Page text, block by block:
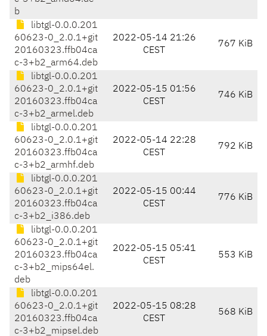
b
libtgl-0.0.0.201
60623-0_2.0.1+git
20160323.ffb04ca
c-3+b2_arm64.deb
2022-05-14 21:26
CEST
767 KiB
libtgl-0.0.0.201
60623-0_2.0.1+git
20160323.ffb04ca
c-3+b2_armel.deb
2022-05-15 01:56
CEST
746 KiB
libtgl-0.0.0.201
60623-0_2.0.1+git
20160323.ffb04ca
c-3+b2_armhf.deb
2022-05-14 22:28
CEST
792 KiB
libtgl-0.0.0.201
60623-0_2.0.1+git
20160323.ffb04ca
c-3+b2_i386.deb
2022-05-15 00:44
CEST
776 KiB
libtgl-0.0.0.201
60623-0_2.0.1+git
20160323.ffb04ca
c-3+b2_mips64el.
deb
2022-05-15 05:41
CEST
553 KiB
libtgl-0.0.0.201
60623-0_2.0.1+git
20160323.ffb04ca
c-3+b2_mipsel.deb
2022-05-15 08:28
CEST
568 KiB